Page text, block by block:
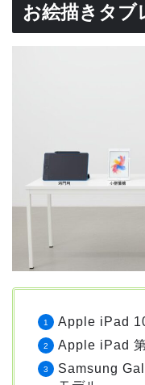
お絵描きタブ
Apple iPad
Apple iPad
Samsung